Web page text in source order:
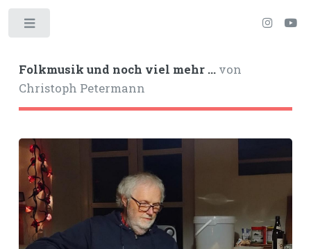
Folkmusik und noch viel mehr ...von
Christoph Petermann